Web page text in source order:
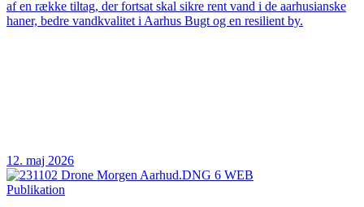
af en række tiltag, der fortsat skal sikre rent vand i de aarhusianske
haner, bedre vandkvalitet i Aarhus Bugt og en resilient by.
12. maj 2026
Publikation